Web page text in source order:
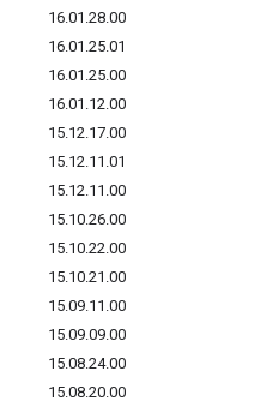
16.01 .28.00
16.01 .25.01
16.01 .25.00
16.01 .12.00
15.12.17.00
15.12.11 .01
15.12.11 .00
15.10.26.00
15.10.22.00
15.10.21 .00
15.09.11 .00
15.09.09.00
15.08.24.00
15.08.20.00